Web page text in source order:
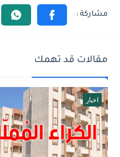
مقالات قد تهمك
اخبار